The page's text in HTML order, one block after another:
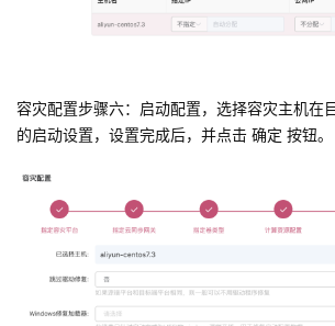
容灾配置步骤六：启动配置，选择容灾主机在
的启动设置，设置完成后，并点击 确定 按钮。